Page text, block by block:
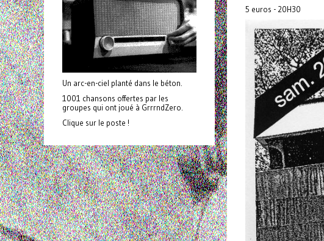
5 euros - 20H30
Un arc-en-ciel planté dans le béton.
1001 chansons offertes par les
groupes qui ont joué à GrrrndZero.
Clique sur le poste !